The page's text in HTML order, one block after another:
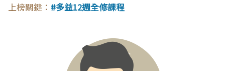
多益12週全修課程